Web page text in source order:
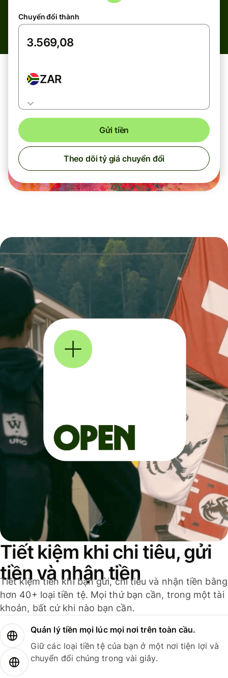
Chuyển đổi thành
ZAR
Gửi tiền
Theo dõi tỷ giá chuyển đổi
Tiết kiệm khi chi tiêu, gửi
tiền và nhận tiền
Tiết kiệm tiền khi bạn gửi, chi tiêu và nhận tiền bằng
hơn 40+ loại tiền tệ. Mọi thứ bạn cần, trong một tài
khoản, bất cứ khi nào bạn cần.
Quản lý tiền mọi lúc mọi nơi trên toàn cầu.
Giữ các loại tiền tệ của bạn ở một nơi tiện lợi và
chuyển đổi chúng trong vài giây.